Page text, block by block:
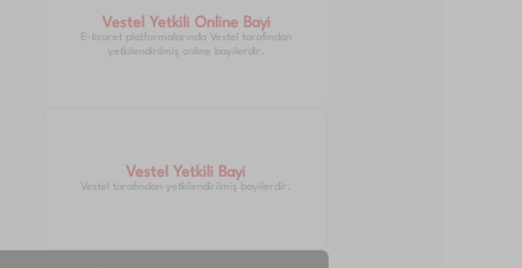
Vestel Yetkili Online Bayi
E-ticaret platformalarında Vestel tarafından
yetkilendirilmiş online bayilerdir.
Vestel Yetkili Bayi
Vestel tarafından yetkilendirilmiş bayilerdir.